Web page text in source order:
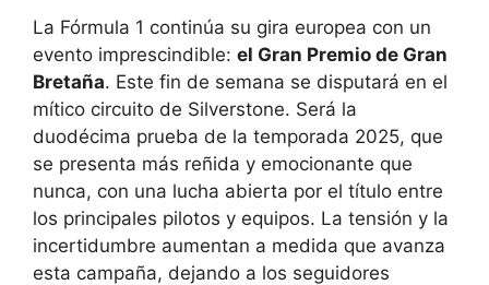
La Fórmula 1 continúa su gira europea con un
evento imprescindible: el Gran Premio de Gran
Bretaña. Este fin de semana se disputará en el
mítico circuito de Silverstone. Será la
duodécima prueba de la temporada 2025, que
se presenta más reñida y emocionante que
nunca, con una lucha abierta por el título entre
los principales pilotos y equipos. La tensión y la
incertidumbre aumentan a medida que avanza
esta campaña, dejando a los seguidores